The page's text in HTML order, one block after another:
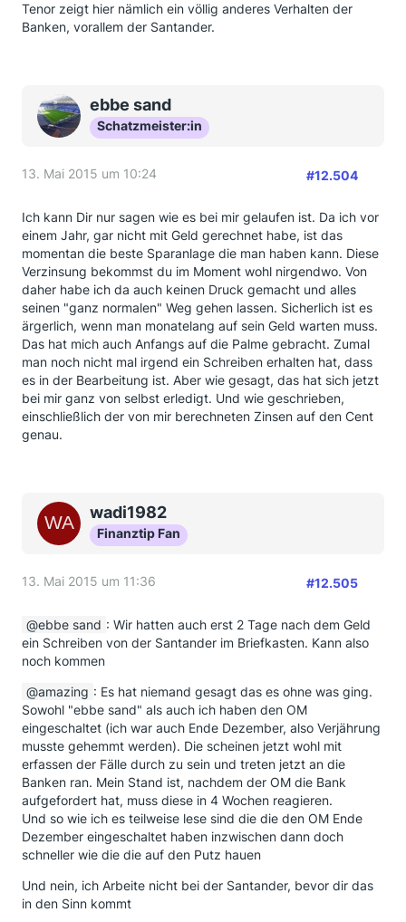
Tenor zeigt hier nämlich ein völlig anderes Verhalten der
Banken, vorallem der Santander.
ebbe sand
Schatzmeister:in
13. Mai 2015 um 10:24 #12.504
Ich kann Dir nur sagen wie es bei mir gelaufen ist. Da ich vor
einem Jahr, gar nicht mit Geld gerechnet habe, ist das
momentan die beste Sparanlage die man haben kann. Diese
Verzinsung bekommst du im Moment wohl nirgendwo. Von
daher habe ich da auch keinen Druck gemacht und alles
seinen "ganz normalen" Weg gehen lassen. Sicherlich ist es
ärgerlich, wenn man monatelang auf sein Geld warten muss.
Das hat mich auch Anfangs auf die Palme gebracht. Zumal
man noch nicht mal irgend ein Schreiben erhalten hat, dass
es in der Bearbeitung ist. Aber wie gesagt, das hat sich jetzt
bei mir ganz von selbst erledigt. Und wie geschrieben,
einschließlich der von mir berechneten Zinsen auf den Cent
genau.
wadi1982
Finanztip Fan
13. Mai 2015 um 11:36 #12.505
ebbe sand : Wir hatten auch erst 2 Tage nach dem Geld
ein Schreiben von der Santander im Briefkasten. Kann also
noch kommen
amazing : Es hat niemand gesagt das es ohne was ging.
Sowohl "ebbe sand" als auch ich haben den OM
eingeschaltet (ich war auch Ende Dezember, also Verjährung
musste gehemmt werden). Die scheinen jetzt wohl mit
erfassen der Fälle durch zu sein und treten jetzt an die
Banken ran. Mein Stand ist, nachdem der OM die Bank
aufgefordert hat, muss diese in 4 Wochen reagieren.
Und so wie ich es teilweise lese sind die die den OM Ende
Dezember eingeschaltet haben inzwischen dann doch
schneller wie die die auf den Putz hauen
Und nein, ich Arbeite nicht bei der Santander, bevor dir das
in den Sinn kommt